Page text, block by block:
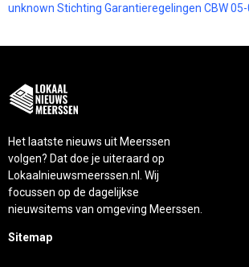
unknown Stichting Garantieregelingen CBW
Het laatste nieuws uit Meerssen
volgen? Dat doe je uiteraard op
Lokaalnieuwsmeerssen.nl. Wij
focussen op de dagelijkse
nieuwsitems van omgeving Meerssen.
Sitemap